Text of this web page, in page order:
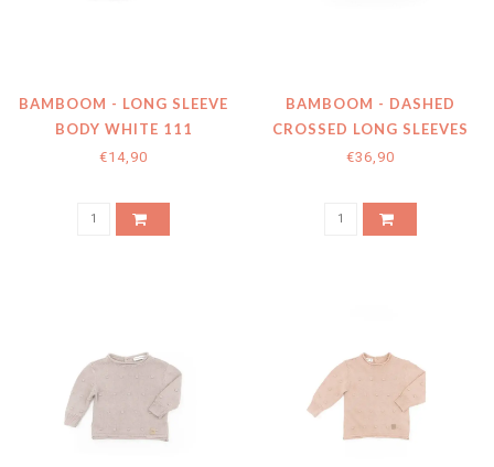
BAMBOOM - LONG SLEEVE
BODY WHITE 111
€14,90
BAMBOOM - DASHED
CROSSED LONG SLEEVES
SHIRT CAMEL 33
€36,90